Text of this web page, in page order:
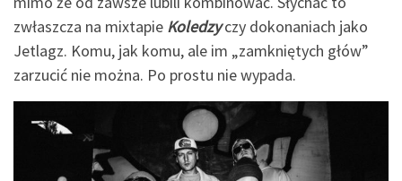
zwłaszcza na mixtapie Koledzyczy dokonaniach jako
Jetlagz. Komu, jak komu, ale im „zamkniętych głów”
zarzucić nie można. Po prostu nie wypada.